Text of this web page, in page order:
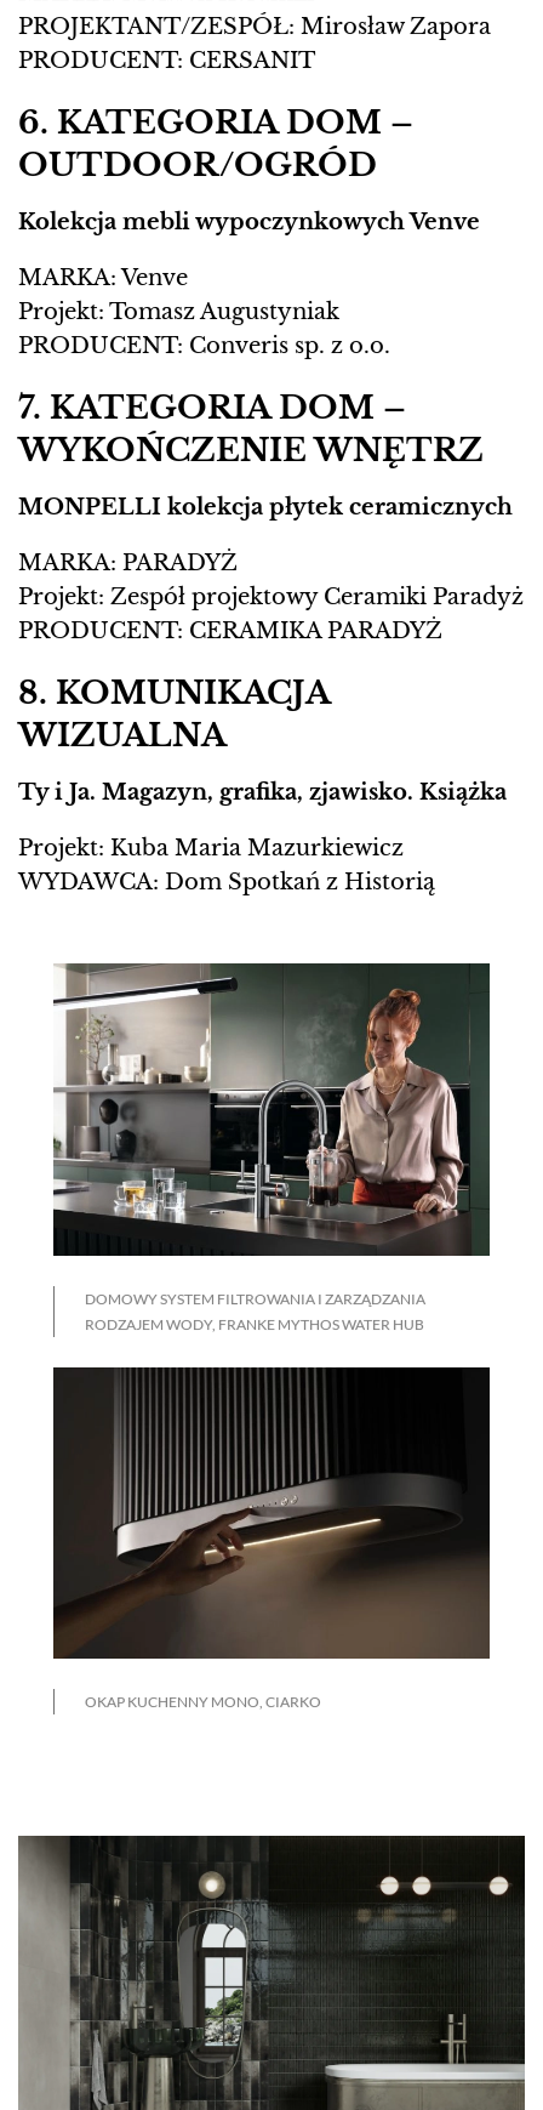
PROJEKTANT/ZESPÓŁ: Mirosław Zapora
PRODUCENT: CERSANIT
6. KATEGORIA DOM –
OUTDOOR/OGRÓD
Kolekcja mebli wypoczynkowych Venve
MARKA: Venve
Projekt: Tomasz Augustyniak
PRODUCENT: Converis sp. z o.o.
7. KATEGORIA DOM –
WYKOŃCZENIE WNĘTRZ
MONPELLI kolekcja płytek ceramicznych
MARKA: PARADYŻ
Projekt: Zespół projektowy Ceramiki Paradyż
PRODUCENT: CERAMIKA PARADYŻ
8. KOMUNIKACJA
WIZUALNA
Ty i Ja. Magazyn, grafika, zjawisko. Książka
Projekt: Kuba Maria Mazurkiewicz
WYDAWCA: Dom Spotkań z Historią
DOMOWY SYSTEM FILTROWANIA I ZARZĄDZANIA
RODZAJEM WODY, FRANKE MYTHOS WATER HUB
OKAP KUCHENNY MONO, CIARKO